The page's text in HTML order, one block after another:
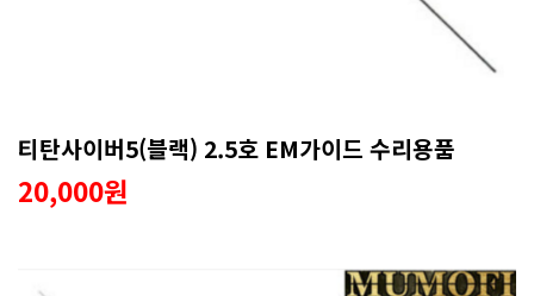
티탄사이버5(블랙) 2.5호 EM가이드 수리용품
20,000원